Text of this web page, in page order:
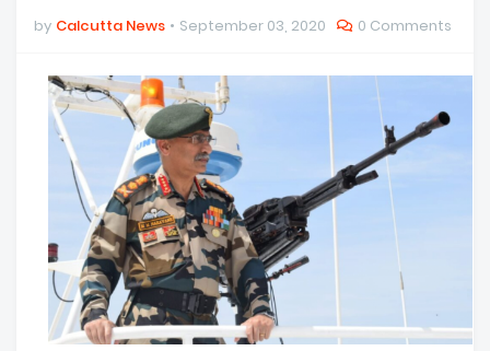
by Calcutta News September 03, 2020 0 Comments